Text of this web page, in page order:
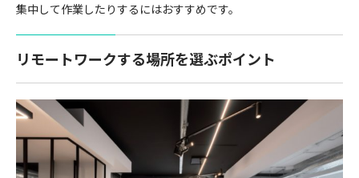
集中して作業したりするにはおすすめです。
リモートワークする場所を選ぶポイント